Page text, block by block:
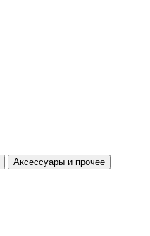
Аксессуары и прочее